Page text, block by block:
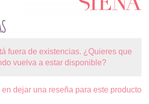
fuera de existencias. ¿Quieres que
vuelva a estar disponible?
dejar una reseña para este producto